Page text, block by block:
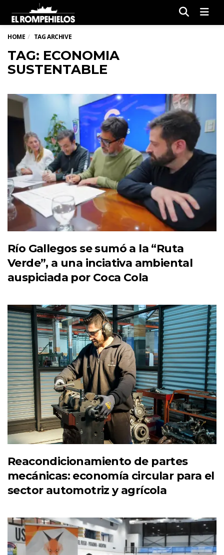
HOME TAG ARCHIVE
TAG: ECONOMIA
SUSTENTABLE
Río Gallegos se sumó a la “Ruta
Verde”, a una inciativa ambiental
auspiciada por Coca Cola
Reacondicionamiento de partes
mecánicas: economía circular para el
sector automotriz y agrícola